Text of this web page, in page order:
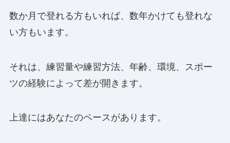
数か月で登れる方もいれば、数年かけても登れな
い方もいます。
それは、練習量や練習方法、年齢、環境、スポー
ツの経験によって差が開きます。
上達にはあなたのペースがあります。